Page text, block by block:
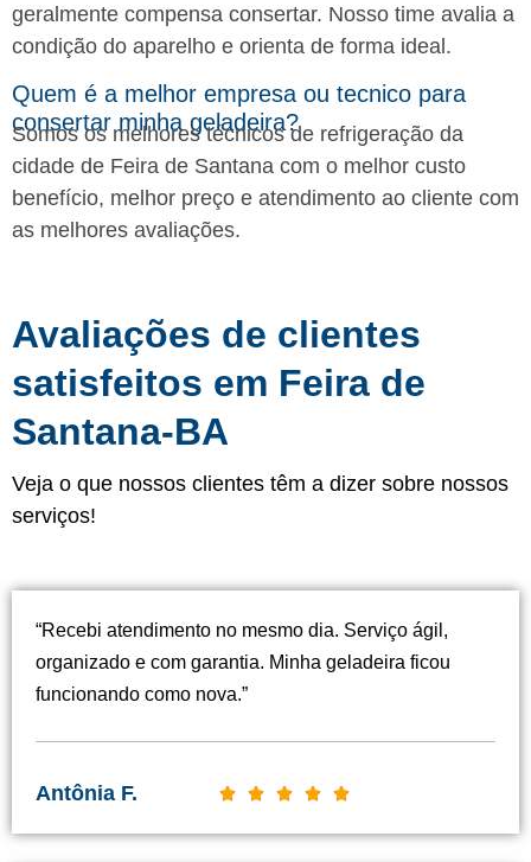
geralmente compensa consertar. Nosso time avalia a
condição do aparelho e orienta de forma ideal.
Quem é a melhor empresa ou tecnico para
consertar minha geladeira?
Somos os melhores técnicos de refrigeração da
cidade de Feira de Santana com o melhor custo
benefício, melhor preço e atendimento ao cliente com
as melhores avaliações.
Avaliações de clientes
satisfeitos em Feira de
Santana-BA
Veja o que nossos clientes têm a dizer sobre nossos
serviços!
“Recebi atendimento no mesmo dia. Serviço ágil,
organizado e com garantia. Minha geladeira ficou
funcionando como nova.”
Antônia F.     C